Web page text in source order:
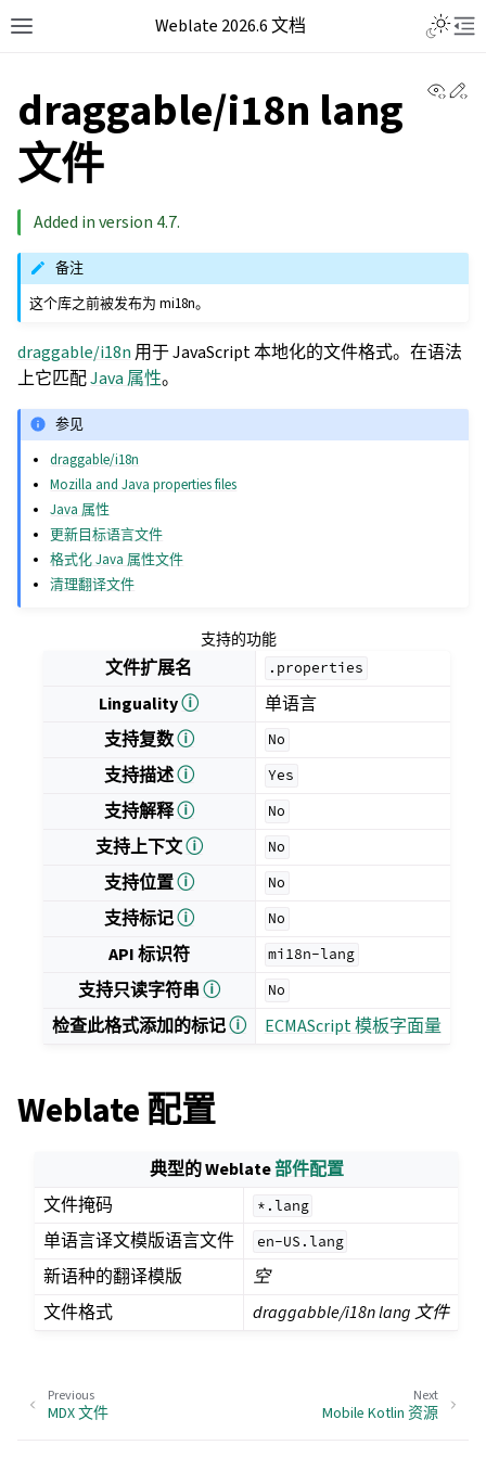
Weblate 2026.6 文档
draggable/i18n lang
文件
Added in version 4.7.
备注
这个库之前被发布为 mi18n。
draggable/i18n 用于 JavaScript 本地化的文件格式。在语法
上它匹配Java 属性。
参见
draggable/i18n
Mozilla and Java properties files
Java 属性
更新目标语言文件
格式化 Java 属性文件
清理翻译文件
支持的功能
文件扩展名 .properties
Lingualityⓘ
单语言
支持复数ⓘ No
支持描述ⓘ Yes
支持解释ⓘ No
支持上下文ⓘ No
支持位置ⓘ No
支持标记ⓘ No
API 标识符 mi18n-lang
支持只读字符串ⓘ No
检查此格式添加的标记ⓘ ECMAScript 模板字面量
Weblate 配置
典型的 Weblate部件配置
文件掩码
*.lang
单语言译文模版语言文件 en-US.lang
新语种的翻译模版
空
文件格式
draggabble/i18n lang 文件
Next
Mobile Kotlin 资源
Previous
MDX 文件